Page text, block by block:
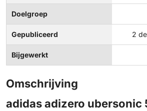
Doelgroep
Gepubliceerd 2
Bijgewerkt
Omschrijving
adidas adizero ubersonic